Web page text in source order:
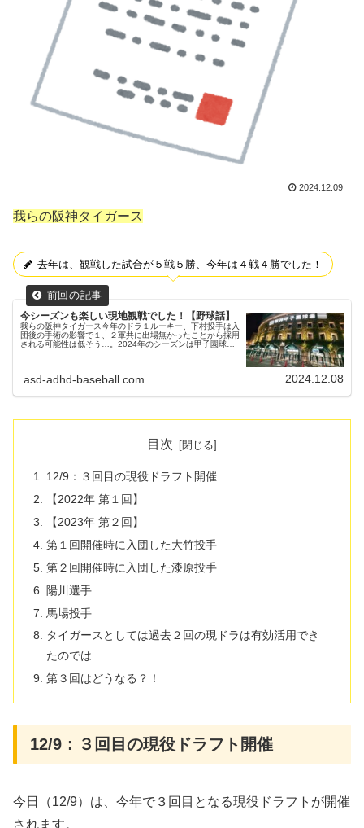
2024.12.09
我らの阪神タイガース
去年は、観戦した試合が５戦５勝、今年は４戦４勝でした！
今シーズンも楽しい現地観戦でした！【野球話】
我らの阪神タイガース今年のドラ１ルーキー、下村投手は入
団後の手術の影響で１、２軍共に出場無かったことから採用
される可能性は低そう…。2024年のシーズンは甲子園球場
asd-adhd-baseball.com 2024.12.08
目次
12/9：３回目の現役ドラフト開催
【2022年 第１回】
【2023年 第２回】
第１回開催時に入団した大竹投手
第２回開催時に入団した漆原投手
陽川選手
馬場投手
タイガースとしては過去２回の現ドラは有効活用でき
たのでは
第３回はどうなる？！
12/9：３回目の現役ドラフト開催
今日（12/9）は、今年で３回目となる現役ドラフトが開催
されます。